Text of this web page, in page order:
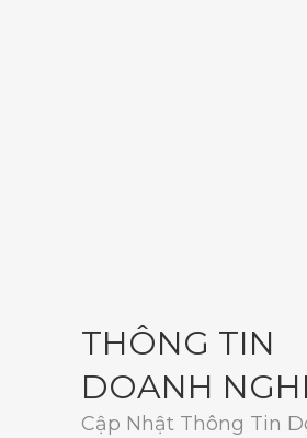
THÔNG TIN
DOANH
Cập Nhật Thông Tin